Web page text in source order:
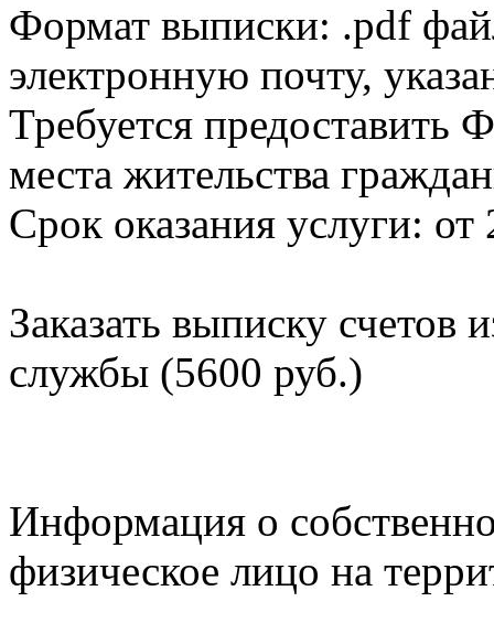
Формат выписки: .pdf
электронную почту,
Требуется
места жительства
Срок оказания услуги: от
Заказать выписку счетов
службы (5600 руб.)
Информация о
физическое лицо на